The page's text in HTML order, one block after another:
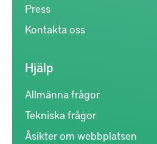
Press
Kontakta oss
Hjälp
Allmänna frågor
Tekniska frågor
Åsikter om webbplatsen